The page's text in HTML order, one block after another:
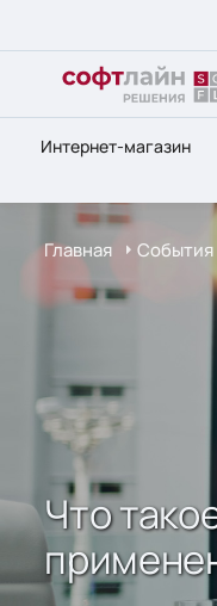
Интернет-магазин
Главная События
Что